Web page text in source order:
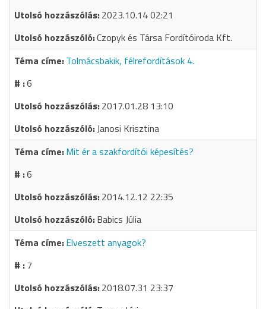
2023.10.14 02:21
Czopyk és Társa Fordítóiroda Kft.
Tolmácsbakik, félrefordítások 4.
6
2017.01.28 13:10
Janosi Krisztina
Mit ér a szakfordítói képesítés?
6
2014.12.12 22:35
Babics Júlia
Elveszett anyagok?
7
2018.07.31 23:37